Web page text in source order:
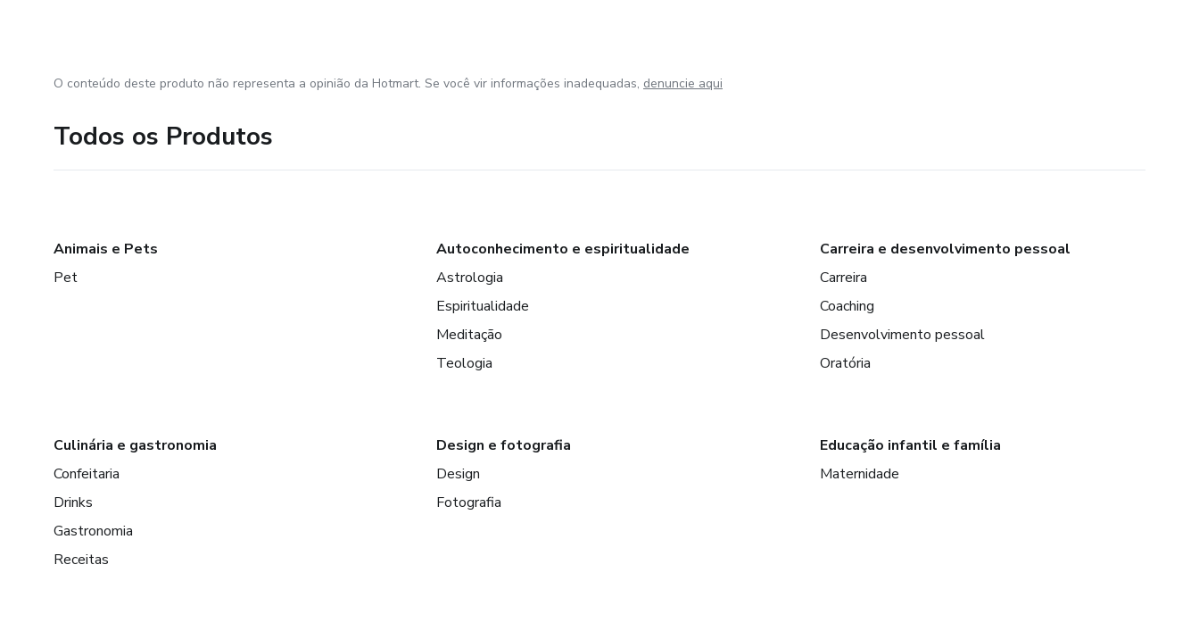
O conteúdo deste produto não representa a opinião da Hotmart. Se você vir informações inadequadas, denuncie aqui
Todos os Produtos
Animais e Pets
Pet
Autoconhecimento e espiritualidade
Astrologia
Espiritualidade
Meditação
Teologia
Carreira e desenvolvimento pessoal
Carreira
Coaching
Desenvolvimento pessoal
Oratória
Culinária e gastronomia
Confeitaria
Drinks
Gastronomia
Receitas
Design e fotografia
Design
Fotografia
Educação infantil e família
Maternidade